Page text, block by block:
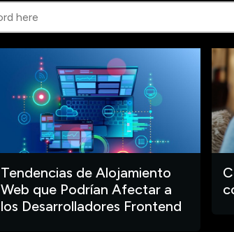
Tendencias de Alojamiento
Web que Podrían Afectar a
los Desarrolladores Frontend